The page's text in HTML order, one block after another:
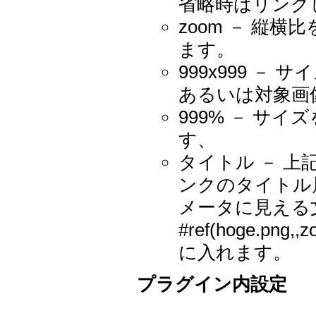
省略時はリンク
zoom － 縦横比
ます。
999x999 － サ
あるいは対象
999% － サイ
す、
タイトル － 上
ンクのタイト
メータに見え
に入れます。
プラグイン内設定